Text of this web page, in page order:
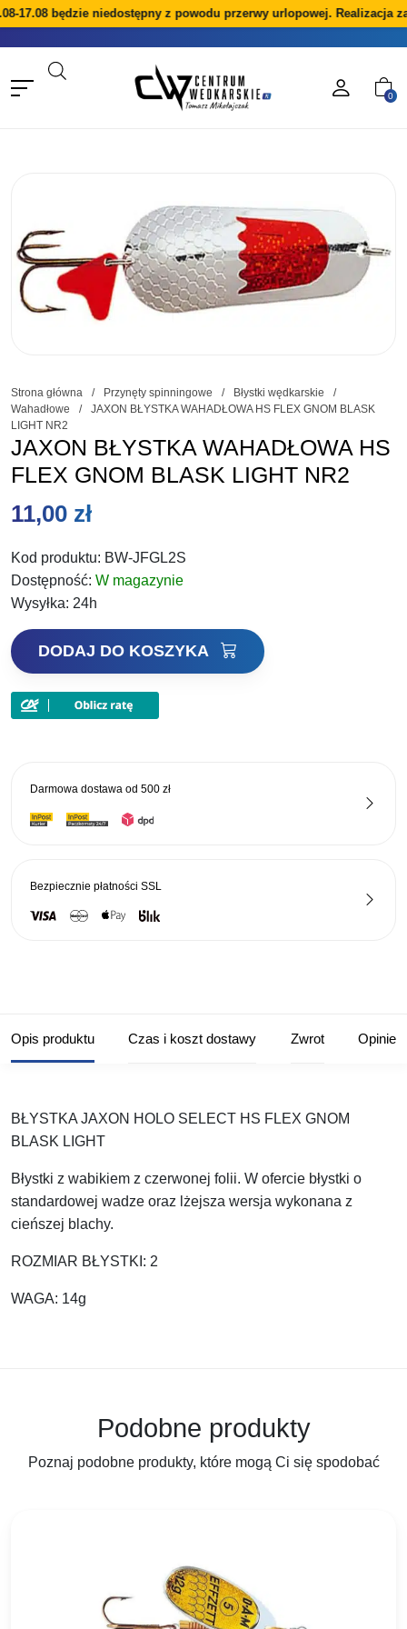
17.08 będzie niedostępny z powodu przerwy urlopowej. Realizacja
0
Strona główna / Przynęty spinningowe / Błystki wędkarskie
/
Wahadłowe
/
JAXON BŁYSTKA WAHADŁOWA HS FLEX GNOM BLASK
LIGHT NR2
JAXON BŁYSTKA WAHADŁOWA HS
FLEX GNOM BLASK LIGHT NR2
11,00 zł
Kod produktu: BW-JFGL2S
Dostępność: W magazynie
Wysyłka: 24h
ilość
JAXON
WAHADŁOWA
BLASK
LIGHT
DODAJ DO KOSZYKA
Darmowa dostawa od 500 zł
Bezpiecznie płatności SSL
Opis produktu Czas i koszt dostawy Zwrot Opinie
BŁYSTKA JAXON HOLO SELECT HS FLEX GNOM
BLASK LIGHT
Błystki z wabikiem z czerwonej folii. W ofercie błystki o
standardowej wadze oraz lżejsza wersja wykonana z
cieńszej blachy.
ROZMIAR BŁYSTKI: 2
WAGA: 14g
Podobne produkty
Poznaj podobne produkty, które mogą Ci się spodobać